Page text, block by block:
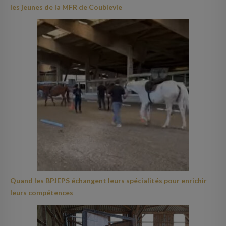
les jeunes de la MFR de Coublevie
Quand les BPJEPS échangent leurs spécialités pour enrichir
leurs compétences